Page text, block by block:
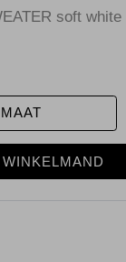
soft white